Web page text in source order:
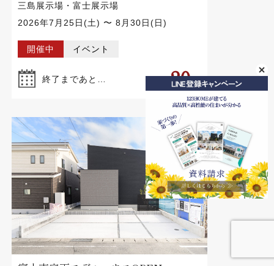
三島展示場・富士展示場
2026年7月25日(土) 〜 8月30日(日)
開催中 イベント
終了まであと… 20日